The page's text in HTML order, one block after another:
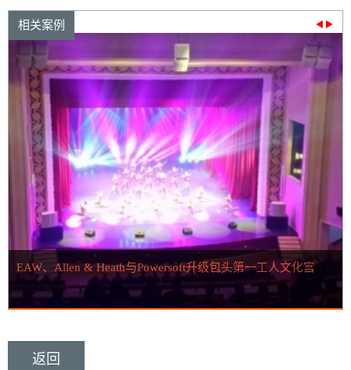
相关案例
EAW、Allen & Heath与Powersoft升级包头第一工人文化宫
返回